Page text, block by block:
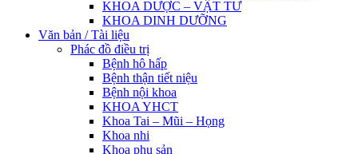
KHOA DƯỢC – VẬT TƯ
KHOA DINH DƯỠNG
Văn bản / Tài liệu
Phác đồ điều trị
Bệnh hô hấp
Bệnh thận tiết niệu
Bệnh nội khoa
KHOA YHCT
Khoa Tai – Mũi – Họng
Khoa nhi
Khoa phụ sản